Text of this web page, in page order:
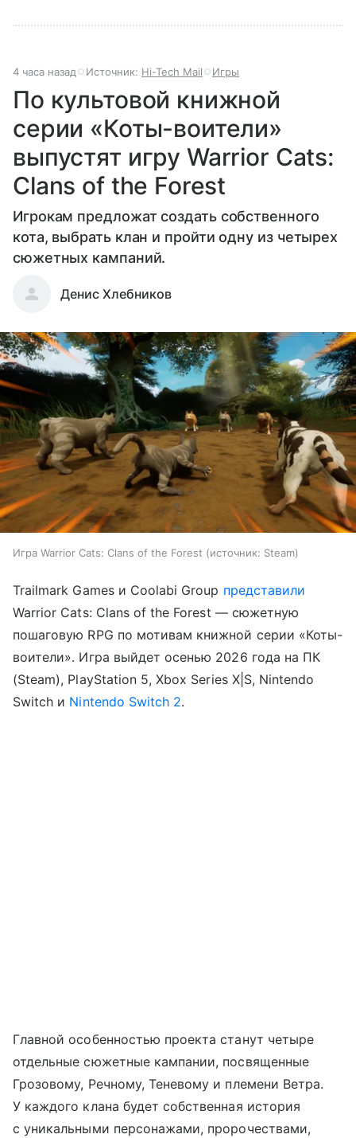
4 часа назад Источник: Hi-Tech Mail Игры
По культовой книжной
серии «Коты-воители»
выпустят игру Warrior Cats:
Clans of the Forest
Игрокам предложат создать собственного
кота, выбрать клан и пройти одну из четырех
сюжетных кампаний.
Денис Хлебников
Игра Warrior Cats: Clans of the Forest источник: Steam
Trailmark Games и Coolabi Group представили
Warrior Cats: Clans of the Forest — сюжетную
пошаговую RPG по мотивам книжной серии «Коты-
воители». Игра выйдет осенью 2026 года на ПК
(Steam), PlayStation 5, Xbox Series X|S, Nintendo
Switch и Nintendo Switch 2.
Главной особенностью проекта станут четыре
отдельные сюжетные кампании, посвященные
Грозовому, Речному, Теневому и племени Ветра.
У каждого клана будет собственная история
с уникальными персонажами, пророчествами,